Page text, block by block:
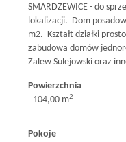
SMARDZEWICE - do
lokalizacji. Dom
m2. Kształt działki
zabudowa domów
Zalew Sulejowski oraz
Powierzchnia
104,00 m2
Pokoje